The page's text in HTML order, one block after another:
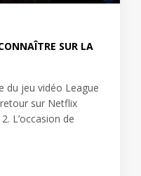
SUR LA
du jeu vidéo League
sur Netflix
L’occasion de